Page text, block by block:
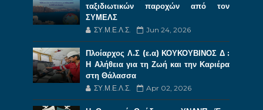
ταξιδιωτικών παροχών από τον
ΣΥΜΕΛΣ
ΣΥ.Μ.Ε.Λ.Σ. Jun 24, 2026
Πλοίαρχος Λ.Σ (ε.α) ΚΟΥΚΟΥΒΙΝΟΣ Δ :
Η Αλήθεια για τη Ζωή και την Καριέρα
στη Θάλασσα
ΣΥ.Μ.Ε.Λ.Σ. Apr 02, 2026